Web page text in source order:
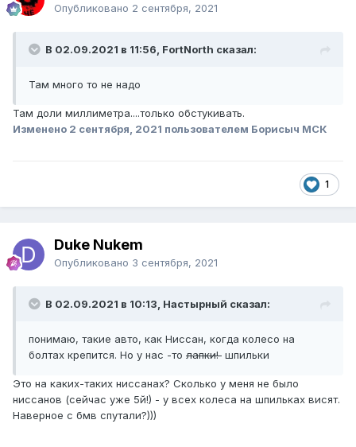
Опубликовано 2 сентября, 2021
В 02.09.2021 в 11:56, FоrtNorth сказал:
Там много то не надо
Там доли миллиметра....только обстукивать.
Изменено 2 сентября, 2021 пользователем Борисыч МСК
1
Duke Nukem
Опубликовано 3 сентября, 2021
В 02.09.2021 в 10:13, Настырный сказал:
понимаю, такие авто, как Ниссан, когда колесо на
болтах крепится. Но у нас -то лапки! шпильки
Это на каких-таких ниссанах? Сколько у меня не было
ниссанов (сейчас уже 5й!) - у всех колеса на шпильках висят.
Наверное с бмв спутали?)))